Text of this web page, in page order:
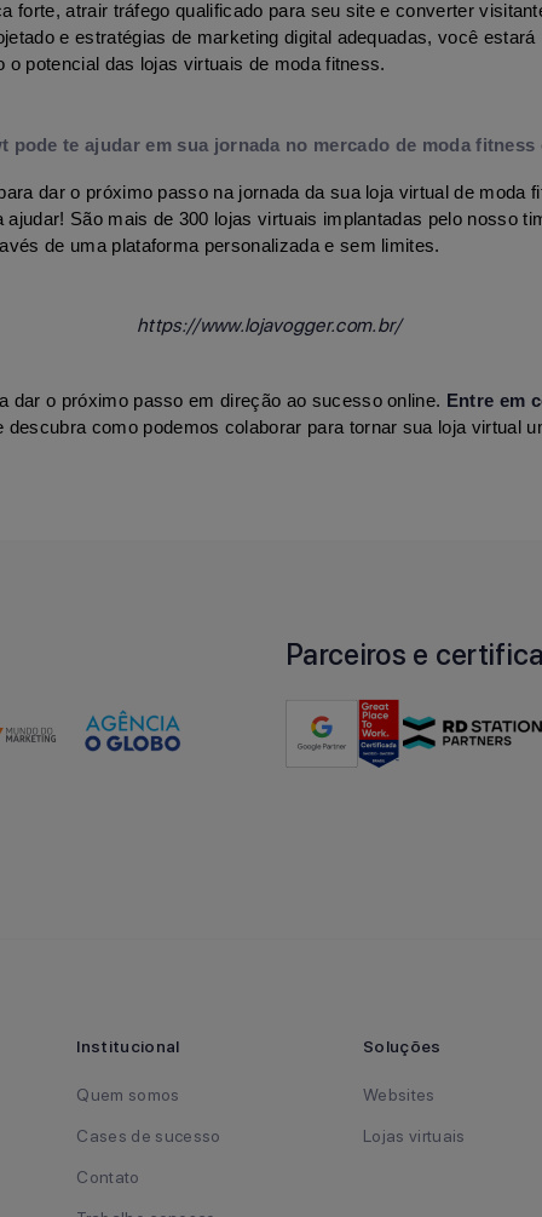
forte, atrair tráfego qualificado para seu site e converter
e estratégias de marketing digital adequadas, você estará
o potencial das lojas virtuais de moda fitness.
pode te ajudar em sua jornada no mercado de moda fitness
ajudar! São mais de 300 lojas virtuais implantadas pelo nosso
de uma plataforma personalizada e sem limites.
https://www.lojavogger.com.br/
dar o próximo passo em direção ao sucesso online. Entre em
como podemos colaborar para tornar sua loja virtual
Parceiros e
Institucional
Quem somos
Cases de sucesso
Contato
Soluções
Websites
Lojas virtuais